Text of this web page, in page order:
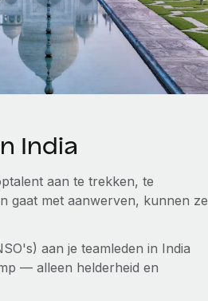
India
aan te trekken, te
gaat met aanwerven, kunnen ze
aan je teamleden in India
— alleen helderheid en